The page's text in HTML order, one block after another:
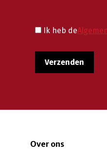
Ik heb de
Over ons